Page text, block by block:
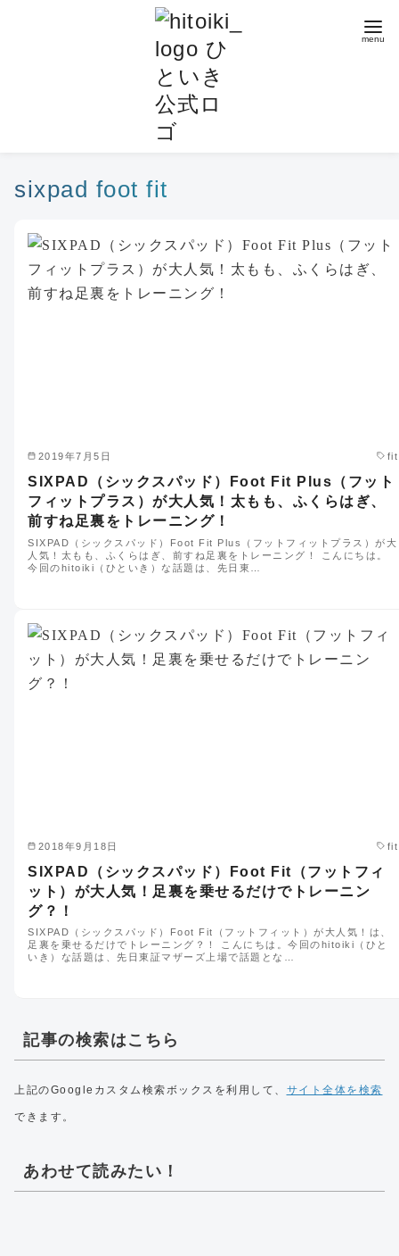
sixpad foot fit
2019年7月5日 fit
SIXPAD（シックスパッド）Foot Fit Plus（フット
フィットプラス）が大人気！太もも、ふくらはぎ、
前すね足裏をトレーニング！
SIXPAD（シックスパッド）Foot Fit Plus（フットフィットプラス）が大
人気！太もも、ふくらはぎ、前すね足裏をトレーニング！ こんにちは。
今回のhitoiki（ひといき）な話題は、先日東…
2018年9月18日 fit
SIXPAD（シックスパッド）Foot Fit（フットフィ
ット）が大人気！足裏を乗せるだけでトレーニン
グ？！
SIXPAD（シックスパッド）Foot Fit（フットフィット）が大人気！は、
足裏を乗せるだけでトレーニング？！ こんにちは。今回のhitoiki（ひと
いき）な話題は、先日東証マザーズ上場で話題とな…
記事の検索はこちら
上記のGoogleカスタム検索ボックスを利用して、 サイト全体を検索
できます。
あわせて読みたい！